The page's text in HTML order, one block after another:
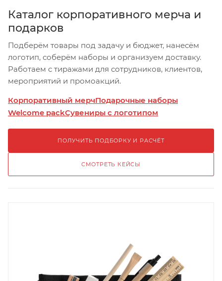
Каталог корпоративного мерча и
подарков
Подберём товары под задачу и бюджет, нанесём
логотип, соберём наборы и организуем доставку.
Работаем с тиражами для сотрудников, клиентов,
мероприятий и промоакций.
Корпоративный мерчПодарочные наборы
Welcome packСувениры с логотипом
ПОЛУЧИТЬ ПОДБОРКУ И РАСЧЁТ
СМОТРЕТЬ КЕЙСЫ